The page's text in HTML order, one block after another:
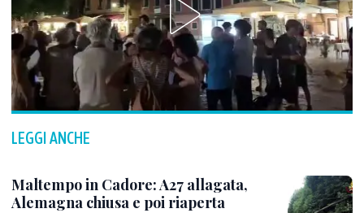
LEGGI ANCHE
Maltempo in Cadore: A27 allagata,
Alemagna chiusa e poi riaperta